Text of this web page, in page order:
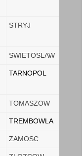
STRYJ
SWIETOSLAW
TARNOPOL
TOMASZOW
TREMBOWLA
ZAMOSC